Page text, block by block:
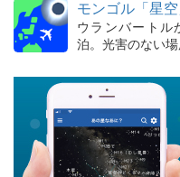
モンゴル「星
ウランバートル
泊。光害のない